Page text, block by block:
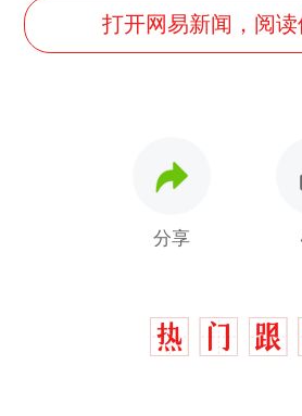
打开网易新闻，阅
分享